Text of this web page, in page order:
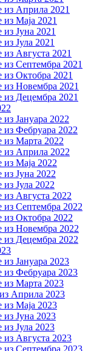
из Априла 2021
из Маја 2021
из Јуна 2021
из Јула 2021
из Августа 2021
из Септембра 2021
из Октобра 2021
из Новембра 2021
из Децембра 2021
из Јануара 2022
из Фебруара 2022
из Марта 2022
из Априла 2022
из Маја 2022
из Јуна 2022
из Јула 2022
из Августа 2022
из Септембра 2022
из Октобра 2022
из Новембра 2022
из Децембра 2022
из Јануара 2023
из Фебруара 2023
из Марта 2023
Априла 2023
из Маја 2023
из Јуна 2023
из Јула 2023
из Августа 2023